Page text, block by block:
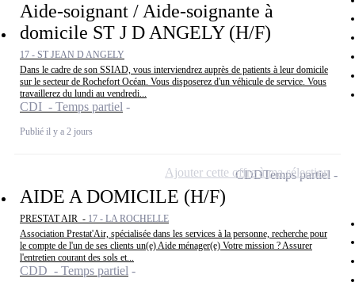
Aide-soignant / Aide-soignante à
domicile ST J D ANGELY (H/F)
17 - ST JEAN D ANGELY
Dans le cadre de son SSIAD, vous interviendrez auprès de patients à leur domicile
sur le secteur de Rochefort Océan. Vous disposerez d'un véhicule de service. Vous
travaillerez du lundi au vendredi...
CDI - Temps partiel
Publié il y a 2 jours
AIDE A DOMICILE (H/F)
PRESTAT AIR - 17 - LA ROCHELLE
Association Prestat'Air, spécialisée dans les services à la personne, recherche pour
le compte de l'un de ses clients un(e) Aide ménager(e) Votre mission ? Assurer
l'entretien courant des sols et...
CDD - Temps partiel
CDDTemps partiel
Ajouter cette offre à ma sélection